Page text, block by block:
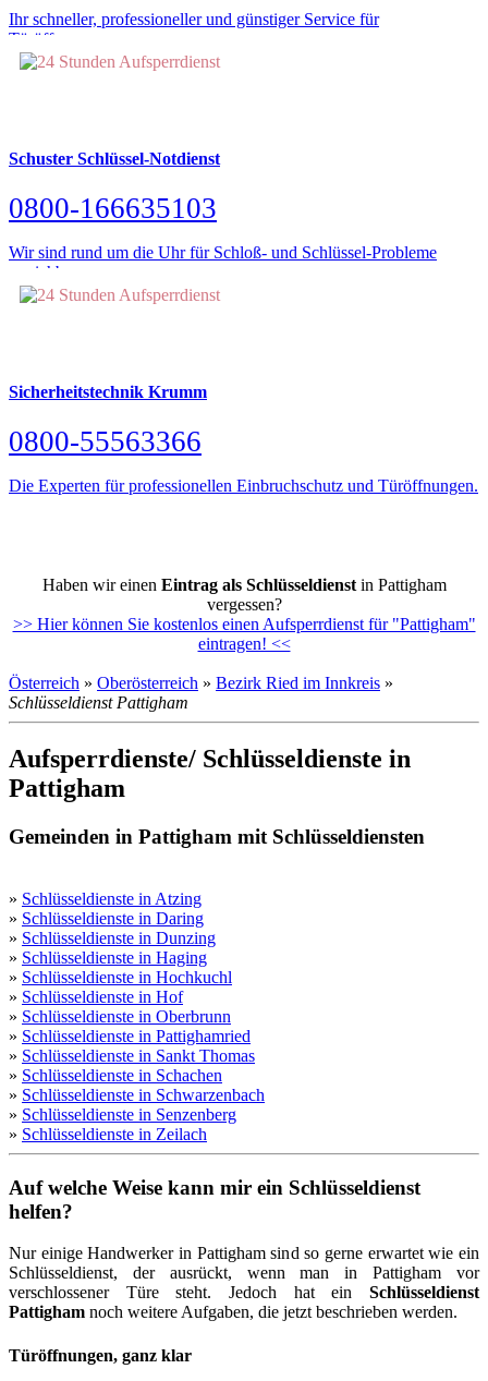
Ihr schneller, professioneller und günstiger Service für
Türöffnungen.
Schuster Schlüssel-Notdienst
0800-166635103
Wir sind rund um die Uhr für Schloß- und Schlüssel-Probleme
erreichbar.
Sicherheitstechnik Krumm
0800-55563366
Die Experten für professionellen Einbruchschutz und Türöffnungen.
Haben wir einen Eintrag als Schlüsseldienstin Pattigham
vergessen?
>> Hier können Sie kostenlos einen Aufsperrdienst für "Pattigham"
eintragen! <<
Österreich » Oberösterreich » Bezirk Ried im Innkreis »
Schlüsseldienst Pattigham
Aufsperrdienste/ Schlüsseldienste in
Pattigham
Gemeinden in Pattigham mit Schlüsseldiensten
» Schlüsseldienste in Atzing
» Schlüsseldienste in Daring
» Schlüsseldienste in Dunzing
» Schlüsseldienste in Haging
» Schlüsseldienste in Hochkuchl
» Schlüsseldienste in Hof
» Schlüsseldienste in Oberbrunn
» Schlüsseldienste in Pattighamried
» Schlüsseldienste in Sankt Thomas
» Schlüsseldienste in Schachen
» Schlüsseldienste in Schwarzenbach
» Schlüsseldienste in Senzenberg
» Schlüsseldienste in Zeilach
Auf welche Weise kann mir ein Schlüsseldienst
helfen?
Nur einige Handwerker in Pattigham sind so gerne erwartet wie ein
Schlüsseldienst, der ausrückt, wenn man in Pattigham vor
verschlossener Türe steht. Jedoch hat ein Schlüsseldienst
Pattigham noch weitere Aufgaben, die jetzt beschrieben werden.
Türöffnungen, ganz klar